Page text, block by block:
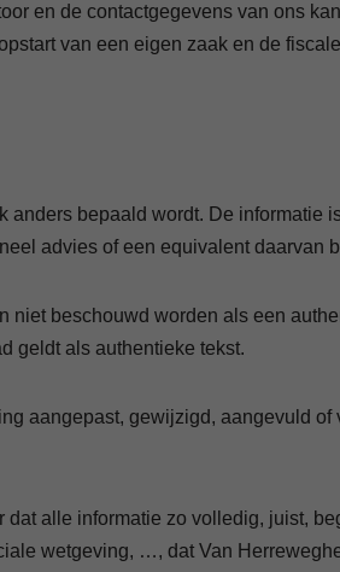
en de contactgegevens van ons
van een eigen zaak en de
bepaald wordt. De
advies of een equivalent daarvan
beschouwd worden als een
geldt als authentieke tekst.
aangepast, gewijzigd, aangevuld
alle informatie zo volledig, juist,
wetgeving, …, dat Van